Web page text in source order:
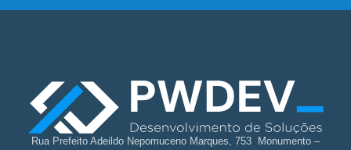
Rua Prefeito Adeildo Nepomuceno Marques, 753 Monumento –